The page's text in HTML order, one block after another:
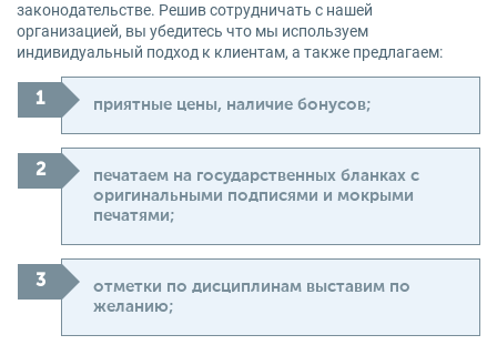
законодательстве. Решив сотрудничать с нашей
организацией, вы убедитесь что мы используем
индивидуальный подход к клиентам, а также предлагаем:
приятные цены, наличие бонусов;
печатаем на государственных бланках с
оригинальными подписями и мокрыми
печатями;
отметки по дисциплинам выставим по
желанию;